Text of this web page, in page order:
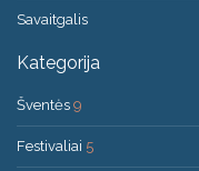
Savaitgalis
Kategorija
Šventės 9
Festivaliai 5